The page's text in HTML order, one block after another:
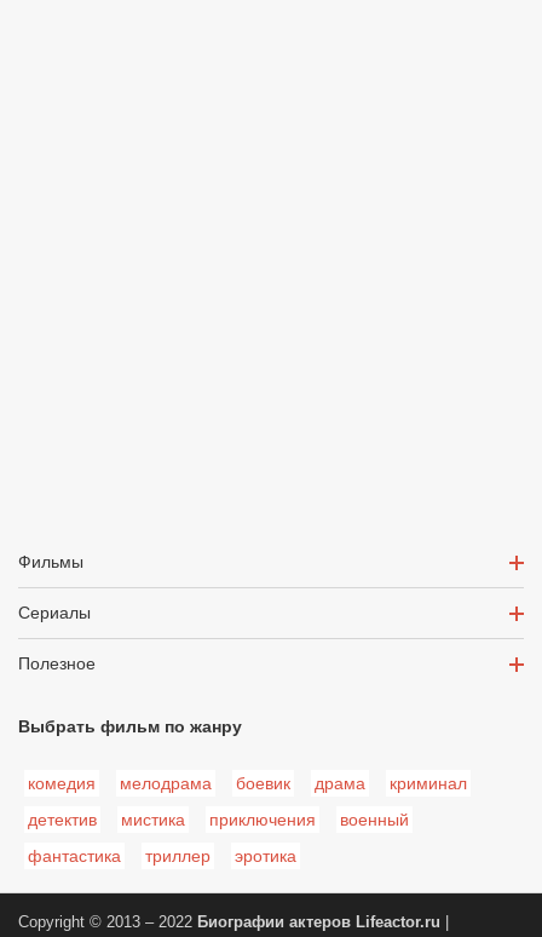
Фильмы
Сериалы
Полезное
Выбрать фильм по жанру
комедия мелодрама боевик драма
криминал
детектив
мистика приключения
военный
фантастика
триллер эротика
Copyright © 2013 – 2022 Биографии актеров Lifeactor.ru